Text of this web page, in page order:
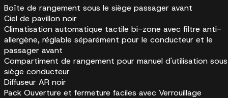
Boîte de rangement sous le siège passager avant
Ciel de pavillon noir
Climatisation automatique tactile bi-zone avec filtre anti-
allergène, réglable séparément pour le conducteur et le
passager avant
Compartiment de rangement pour manuel d'utilisation sous
siège conducteur
Diffuseur AR noir
Pack Ouverture et fermeture faciles avec Verrouillage